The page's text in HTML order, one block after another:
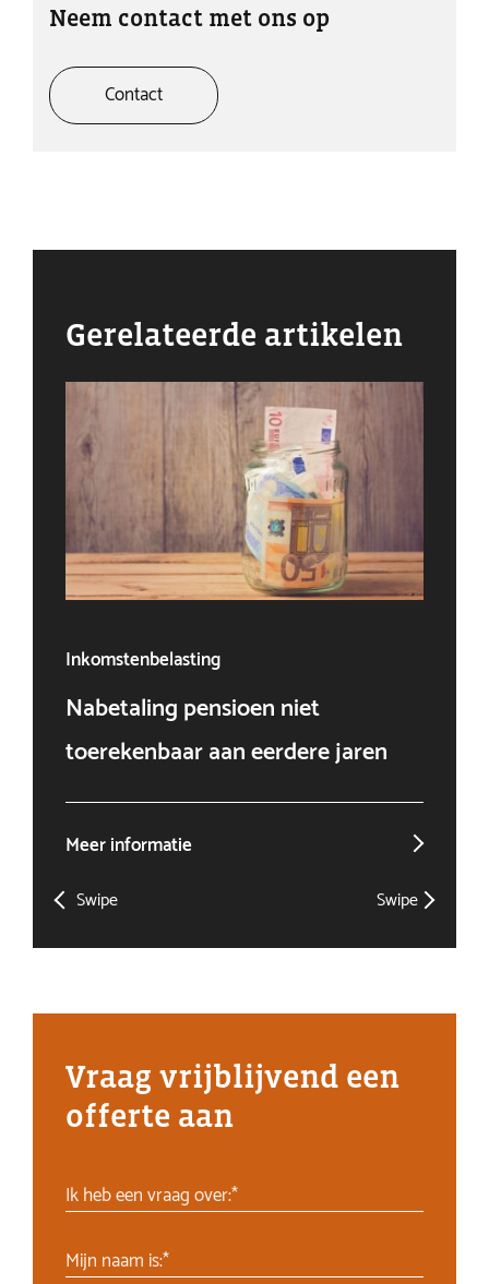
Neem contact met ons op
Contact
Gerelateerde artikelen
Inkomstenbelasting
Nabetaling pensioen niet
toerekenbaar aan eerdere jaren
Meer informatie
Swipe Swipe
Vraag vrijblijvend een
offerte aan
Ik heb een vraag over:*
Mijn naam is:*